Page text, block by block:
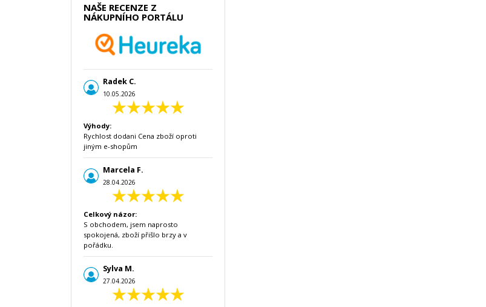
NAŠE RECENZE Z
NÁKUPNÍHO PORTÁLU
Radek C.
10.05.2026
Výhody:
Rychlost dodani Cena zboží oproti
jiným e-shopům
Marcela F.
28.04.2026
Celkový názor:
S obchodem, jsem naprosto
spokojená, zboží přišlo brzy a v
pořádku.
Sylva M.
27.04.2026